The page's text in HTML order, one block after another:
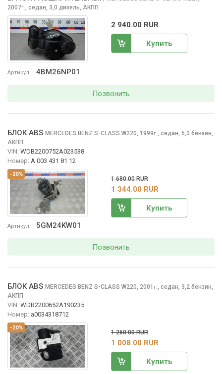
Артикул 4BM26NP01
2007г. седан, 3,0 дизель, АКПП
2 940.00 RUR
Купить
Позвонить
-20%
Артикул 5GM24KW01
БЛОК ABS MERCEDES BENZ S-CLASS W220, 1999г. седан, 5,0 бензин,
АКПП
VIN: WDB2200752A023538
Номер: A 003 431 81 12
1 680.00 RUR
1 344.00 RUR
Купить
Позвонить
-20%
БЛОК ABS MERCEDES BENZ S-CLASS W220, 2001 г. седан, 3,2 бензин,
АКПП
VIN: WDB2200652A190235
Номер: a0034318712
1 260.00 RUR
1 008.00 RUR
Купить